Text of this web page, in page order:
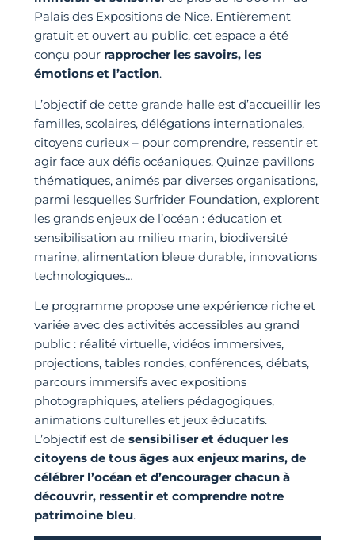
Palais des Expositions de Nice. Entièrement
gratuit et ouvert au public, cet espace a été
conçu pour rapprocher les savoirs, les
émotions et l’action.
L’objectif de cette grande halle est d’accueillir les
familles, scolaires, délégations internationales,
citoyens curieux – pour comprendre, ressentir et
agir face aux défis océaniques. Quinze pavillons
thématiques, animés par diverses organisations,
parmi lesquelles Surfrider Foundation, explorent
les grands enjeux de l’océan : éducation et
sensibilisation au milieu marin, biodiversité
marine, alimentation bleue durable, innovations
technologiques…
Le programme propose une expérience riche et
variée avec des activités accessibles au grand
public : réalité virtuelle, vidéos immersives,
projections, tables rondes, conférences, débats,
parcours immersifs avec expositions
photographiques, ateliers pédagogiques,
animations culturelles et jeux éducatifs.
L’objectif est de sensibiliser et éduquer les
citoyens de tous âges aux enjeux marins, de
célébrer l’océan et d’encourager chacun à
découvrir, ressentir et comprendre notre
patrimoine bleu.